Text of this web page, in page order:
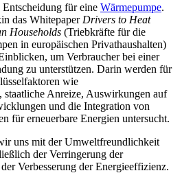
für eine Wärmepumpe.
das Whitepaper Drivers to Heat
Households (Triebkräfte für die
in europäischen Privathaushalten)
um Verbraucher bei einer
zu unterstützen. Darin werden für
wie
staatliche Anreize, Auswirkungen auf
und die Integration von
für erneuerbare Energien untersucht.
uns mit der Umweltfreundlichkeit
der Verringerung der
Verbesserung der Energieeffizienz.